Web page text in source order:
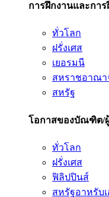
การฝึกงานและกา
ทั่วโลก
ฝรั่งเศส
เยอรมนี
สหราชอาณา
สหรัฐ
โอกาสของบัณฑิต/
ทั่วโลก
ฝรั่งเศส
ฟิลิปปินส์
สหรัฐอาหรับ